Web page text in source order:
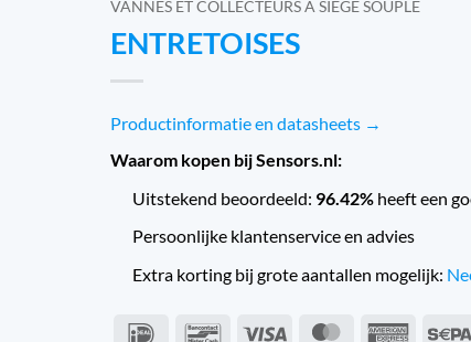
VANNES ET COLLECTEURS À SIÈGE SOUPLE
ENTRETOISES
Productinformatie en datasheets →
Waarom kopen bij Sensors.nl:
Uitstekend beoordeeld: 96.42% heeft een
Persoonlijke klantenservice en advies
Extra korting bij grote aantallen mogelijk:
IDeal BancontactVisa MasterCardAmerican